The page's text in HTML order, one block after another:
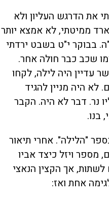
את הדרגש העליון ולא
ממיטתי, לא אמצא יותר
בבוקר י"ט בשבט ירדתי
שכב כבר חולה אחר.
עדיין היה לילה, לקחו
לא היה מניין להגיד
נר. דבר לא היה. הקבר
בנו.
"הלילה". אחרי תיאור
מספר ויזל כיצד אביו
לשתות, אך הקצין הנאצי
אחת ואז: